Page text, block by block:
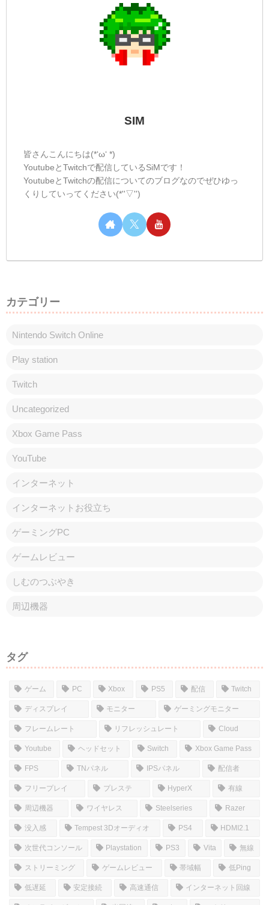
SIM
皆さんこんにちは(*‘ω‘ *)
YoutubeとTwitchで配信しているSiMです！
YoutubeとTwitchの配信についてのブログなのでぜひゆっ
くりしていってください(*''▽'')
カテゴリー
Nintendo Switch Online
Play station
Twitch
Uncategorized
Xbox Game Pass
YouTube
インターネット
インターネットお役立ち
ゲーミングPC
ゲームレビュー
しむのつぶやき
周辺機器
タグ
ゲーム PC Xbox PS5 配信 Twitch
ディスプレイ モニター ゲーミングモニター
フレームレート リフレッシュレート Cloud
Youtube ヘッドセット Switch Xbox Game Pass
FPS TNパネル IPSパネル 配信者
フリープレイ プレステ HyperX 有線
周辺機器 ワイヤレス Steelseries Razer
没入感 Tempest 3Dオーディオ PS4 HDMI2.1
次世代コンソール Playstation PS3 Vita 無線
ストリーミング ゲームレビュー 帯域幅 低Ping
低遅延 安定接続 高速通信 インターネット回線